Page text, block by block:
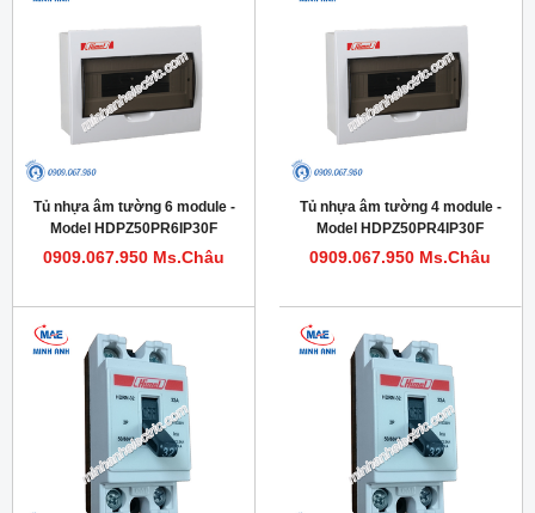
Tủ nhựa âm tường 6 module -
Model HDPZ50PR6IP30F
0909.067.950 Ms.Châu
Tủ nhựa âm tường 4 module -
Model HDPZ50PR4IP30F
0909.067.950 Ms.Châu